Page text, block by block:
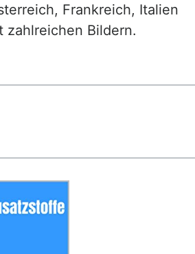
Frankreich, Italien
zahlreichen Bildern.